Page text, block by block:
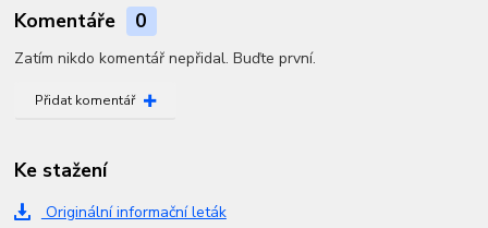
Komentáře 0
Zatím nikdo komentář nepřidal. Buďte první.
Přidat komentář
Ke stažení
Originální informační leták